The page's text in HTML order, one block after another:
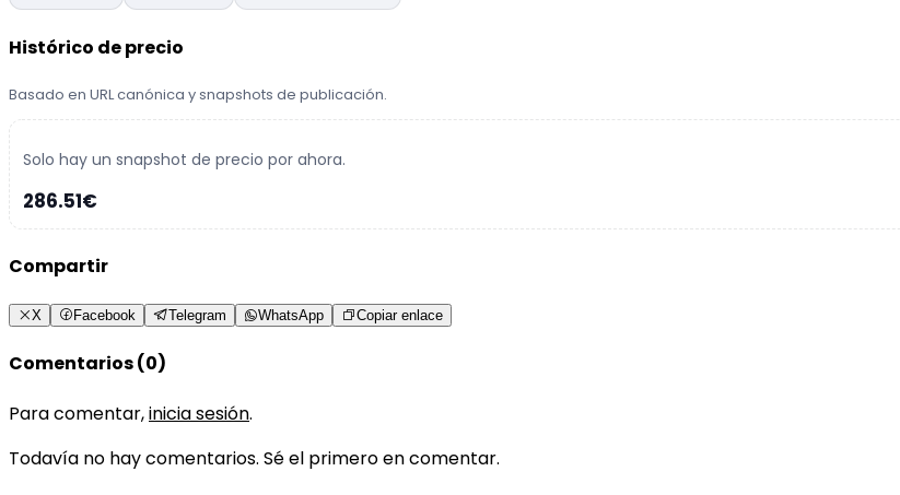
Histórico de precio
Basado en URL canónica y snapshots de publicación.
Solo hay un snapshot de precio por ahora.
286.51€
Compartir
X Facebook Telegram WhatsApp Copiar enlace
Comentarios (0)
Para comentar,inicia sesión.
Todavía no hay comentarios. Sé el primero en comentar.